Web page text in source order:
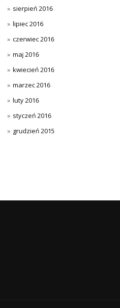
sierpień 2016
lipiec 2016
czerwiec 2016
maj 2016
kwiecień 2016
marzec 2016
luty 2016
styczeń 2016
grudzień 2015